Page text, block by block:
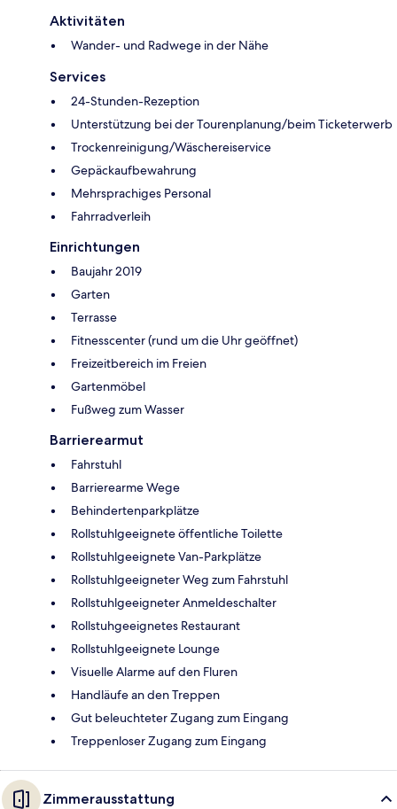
Aktivitäten
Wander- und Radwege in der Nähe
Services
24-Stunden-Rezeption
Unterstützung bei der Tourenplanung/beim Ticketerwerb
Trockenreinigung/Wäschereiservice
Gepäckaufbewahrung
Mehrsprachiges Personal
Fahrradverleih
Einrichtungen
Baujahr 2019
Garten
Terrasse
Fitnesscenter (rund um die Uhr geöffnet)
Freizeitbereich im Freien
Gartenmöbel
Fußweg zum Wasser
Barrierearmut
Fahrstuhl
Barrierearme Wege
Behindertenparkplätze
Rollstuhlgeeignete öffentliche Toilette
Rollstuhlgeeignete Van-Parkplätze
Rollstuhlgeeigneter Weg zum Fahrstuhl
Rollstuhlgeeigneter Anmeldeschalter
Rollstuhgeeignetes Restaurant
Rollstuhlgeeignete Lounge
Visuelle Alarme auf den Fluren
Handläufe an den Treppen
Gut beleuchteter Zugang zum Eingang
Treppenloser Zugang zum Eingang
Zimmerausstattung